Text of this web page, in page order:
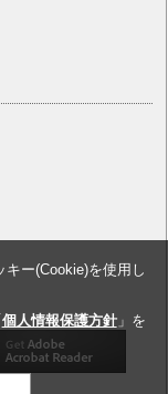
ー(Cookie)を使用し
個人情報保護方針」を